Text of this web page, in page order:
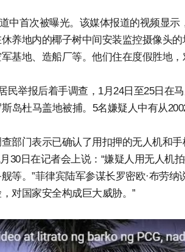
中首次被曝光。该媒体报道的视频显
养地内的椰子树中间安装监控摄像头
基地、造船厂等。他们住在度假胜地，
民举报后着手调查，1月24日至25日在
岛杜马盖地被捕。5名嫌疑人中有从
部门表示已确认了用扣押的无人机和
30日在记者会上说：“嫌疑人用无人机
。”菲律宾陆军参谋长罗密欧·布劳纳
对国家安全构成巨大威胁。”